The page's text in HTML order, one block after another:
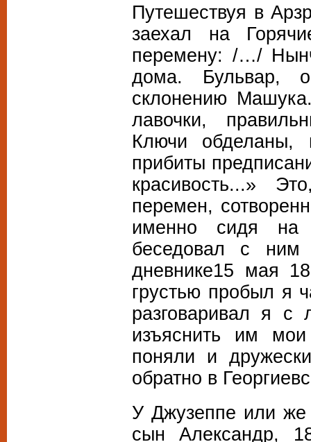
Путешествуя в
заехал на
перемену: /…/
дома. Бульвар,
склонению
лавочки,
Ключи обделаны,
прибиты
красивость...»
перемен,
именно сидя на
беседовал с
дневнике15 мая
грустью пробыл я
разговаривал я
изъяснить им
поняли и
обратно в
У Джузеппе или
сын Александр,